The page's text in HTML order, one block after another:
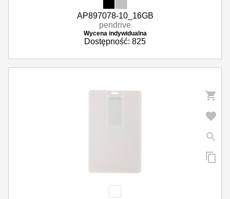
AP897078-10_16GB
pendrive
Wycena indywidualna
Dostępność: 825